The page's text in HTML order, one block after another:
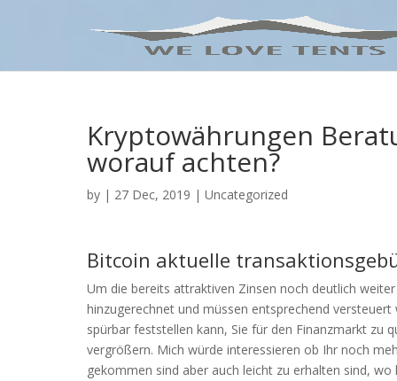
Kryptowährungen
worauf achten?
by | 27 Dec, 2019 | Uncategorized
Bitcoin aktuelle
Um die bereits attraktiven Zinsen noch deutlich
hinzugerechnet und müssen entsprechend
spürbar feststellen kann, Sie für den Finanzmarkt zu
vergrößern. Mich würde interessieren ob Ihr noch
gekommen sind aber auch leicht zu erhalten sind,